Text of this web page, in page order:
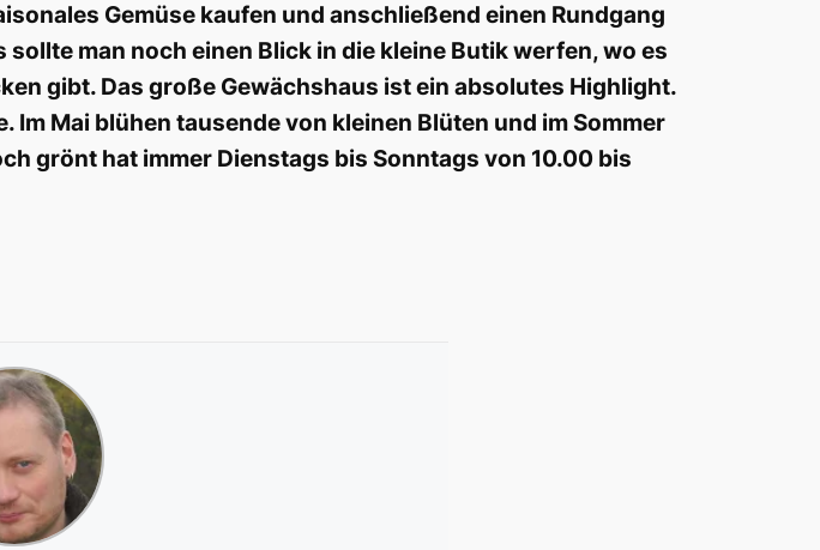
Gemüse kaufen und anschließend einen Rundgang
man noch einen Blick in die kleine Butik werfen, wo es
gibt. Das große Gewächshaus ist ein absolutes Highlight.
Mai blühen tausende von kleinen Blüten und im Sommer
grönt hat immer Dienstags bis Sonntags von 10.00 bis